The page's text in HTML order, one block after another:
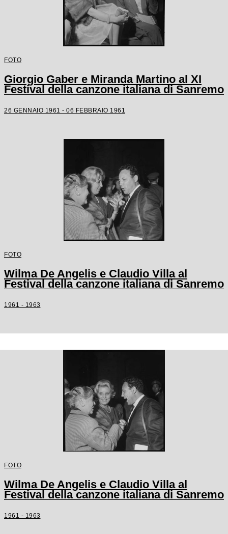
FOTO
Giorgio Gaber e Miranda Martino al XI
Festival della canzone italiana di Sanremo
26 GENNAIO 1961 - 06 FEBBRAIO 1961
FOTO
Wilma De Angelis e Claudio Villa al
Festival della canzone italiana di Sanremo
1961 - 1963
FOTO
Wilma De Angelis e Claudio Villa al
Festival della canzone italiana di Sanremo
1961 - 1963